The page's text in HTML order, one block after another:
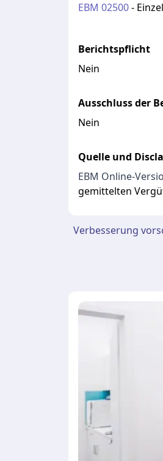
EBM 02500-
Berichtspflicht
Nein
Ausschluss der
Nein
Quelle und
EBM Online-
gemittelten
Verbesserung